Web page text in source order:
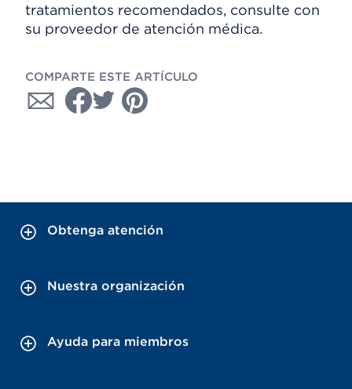
tratamientos recomendados, consulte con
su proveedor de atención médica.
COMPARTE ESTE ARTÍCULO
Obtenga atención
Nuestra organización
Ayuda para miembros